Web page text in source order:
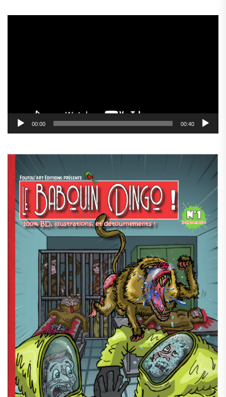
00:00 00:40